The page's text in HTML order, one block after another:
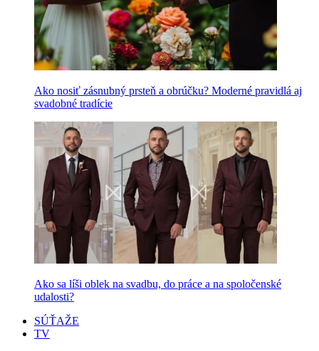
Ako nosiť zásnubný prsteň a obrúčku? Moderné pravidlá aj
svadobné tradície
Ako sa líši oblek na svadbu, do práce a na spoločenské
udalosti?
SÚŤAŽE
TV